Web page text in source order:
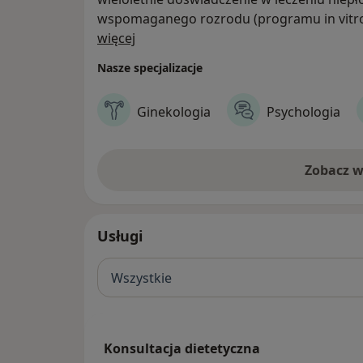
wspomaganego rozrodu (programu in
specjaliści z zakresu andrologii,
objęcie leczącej się pary opieką medyczną
Gameta Gdynia umożliwia kompleksową
więcej
Nasze specjalizacje
Ginekologia Psychologia
Zobacz
Usługi
Wszystkie
Konsultacja dietetyczna